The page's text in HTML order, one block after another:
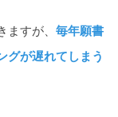
すが、 毎年願書
グが遅れてしまう